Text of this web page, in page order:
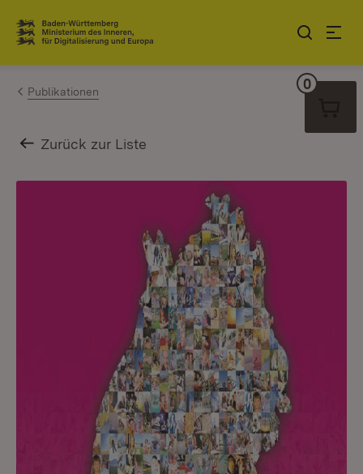
Zum Inhalt springen
Link zur Startseite
Publikationen
Zurück zur Liste
0